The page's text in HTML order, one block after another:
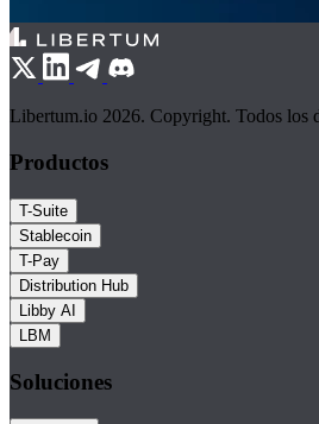
Libertum.io 2026. Copyright. Todos los
Productos
T-Suite
Stablecoin
T-Pay
Distribution Hub
Libby AI
LBM
Soluciones